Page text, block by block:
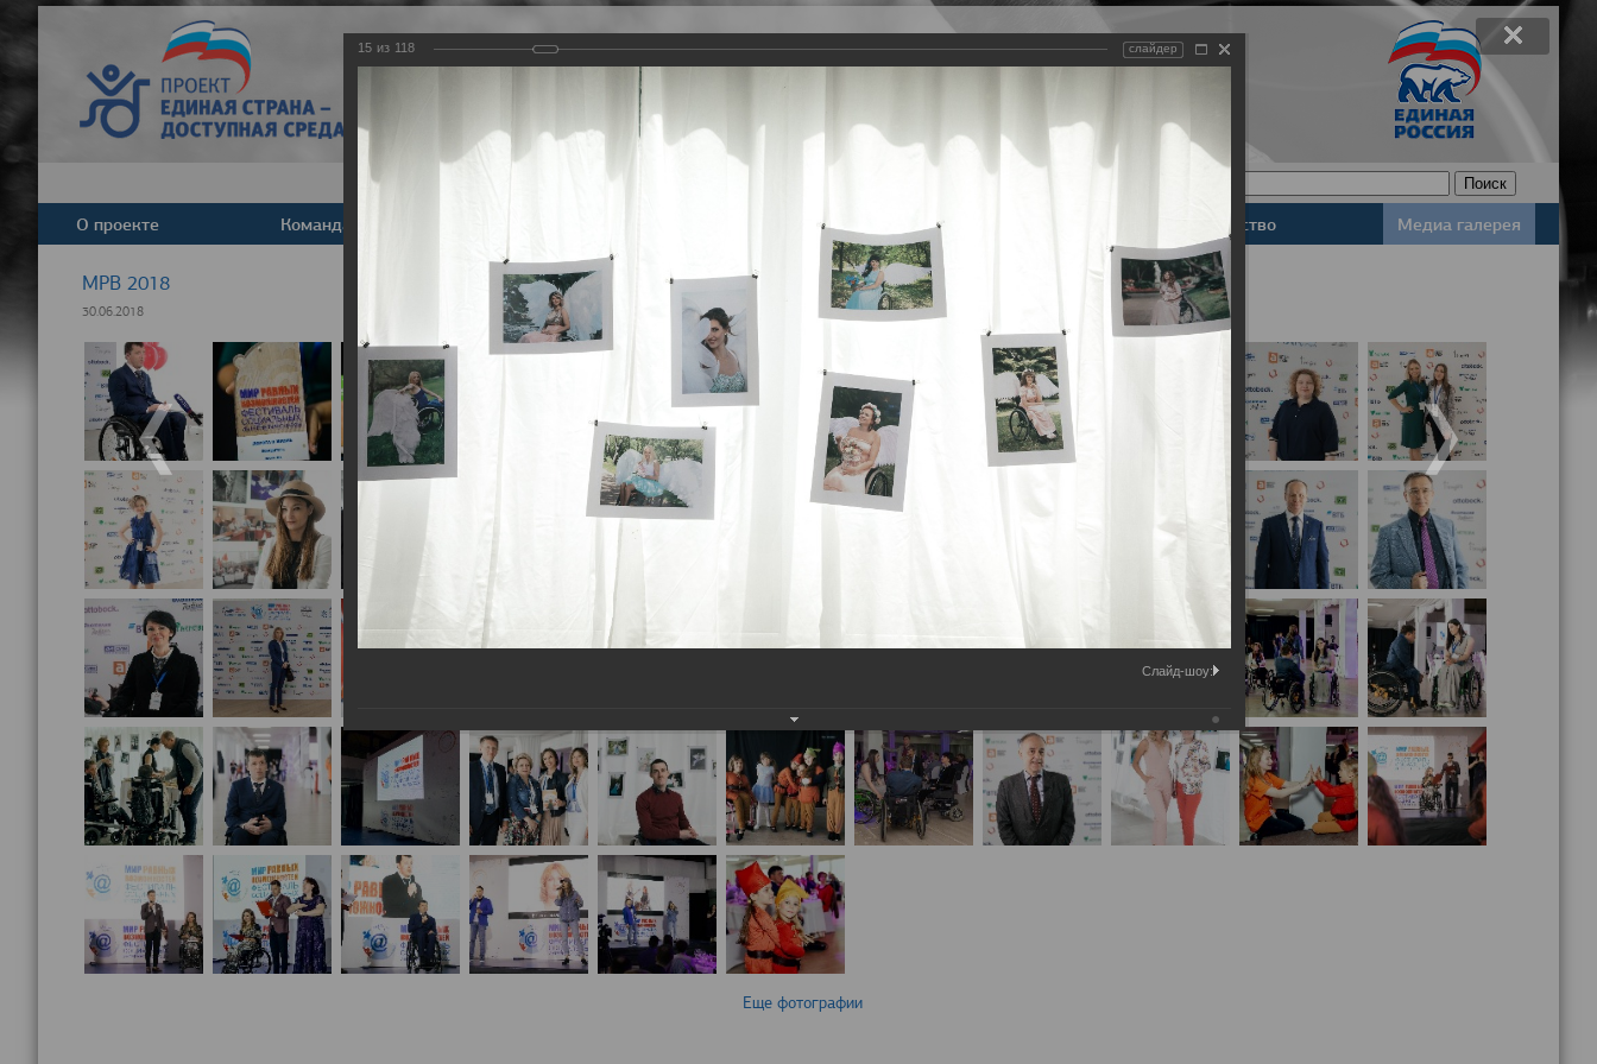
О проекте Команда Базы данных Законодательство Медиа галерея
МРВ 2018
30.06.2018
Еще фотографии
15 из 118 слайдер
Слайд-шоу: